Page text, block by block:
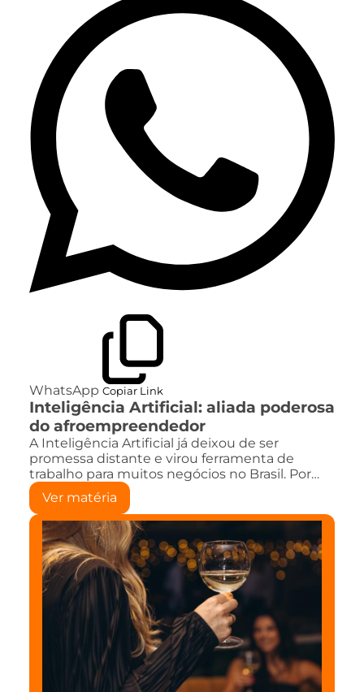
WhatsApp Copiar Link
Inteligência Artificial: aliada poderosa
do afroempreendedor
A Inteligência Artificial já deixou de ser
promessa distante e virou ferramenta de
trabalho para muitos negócios no Brasil. Por…
Ver matéria